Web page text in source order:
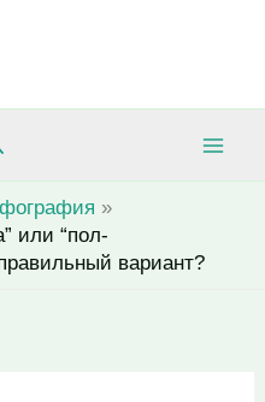
или “пол-
вариант?